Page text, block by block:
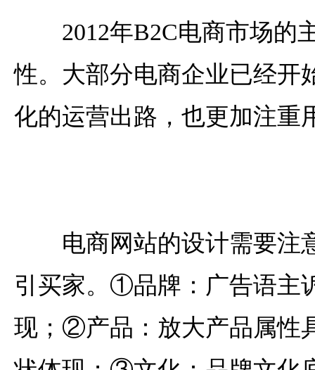
2012年B2C电商市场的
性。大部分电商企业已经开
化的运营出路，也更加注重
电商网站的设计需要注
引买家。①品牌：广告语主
现；②产品：放大产品属性